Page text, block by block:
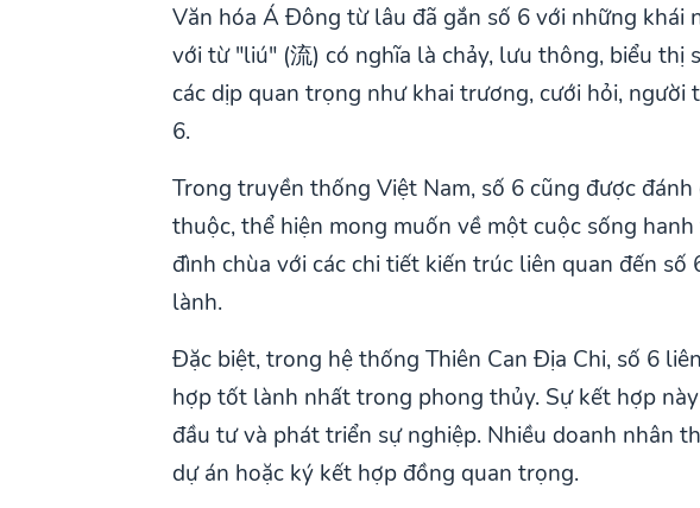
Văn hóa Á Đông từ lâu đã gắn số 6 với những khái
với từ "liú" (流) có nghĩa là chảy, lưu thông, biểu
các dịp quan trọng như khai trương, cưới hỏi,
6.
Trong truyền thống Việt Nam, số 6 cũng được
thuộc, thể hiện mong muốn về một cuộc sống
đình chùa với các chi tiết kiến trúc liên quan đến
lành.
Đặc biệt, trong hệ thống Thiên Can Địa Chi, số 6
hợp tốt lành nhất trong phong thủy. Sự kết hợp
đầu tư và phát triển sự nghiệp. Nhiều doanh nhân
dự án hoặc ký kết hợp đồng quan trọng.